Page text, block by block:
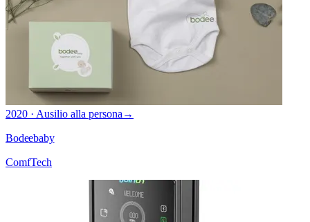
2020 · Ausilio alla persona →
Bodeebaby
ComfTech